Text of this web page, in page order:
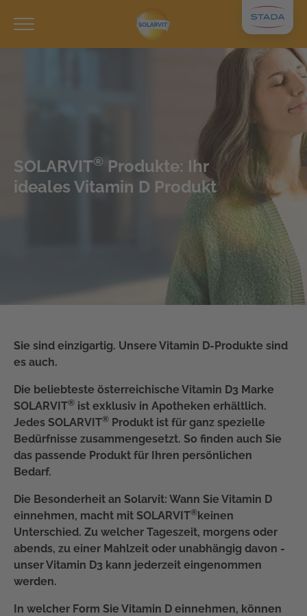
SOLARVIT® Produkte: Ihr
ideales Vitamin D Produkt
Sie sind einzigartig. Unsere Vitamin D-Produkte sind
es auch.
Die beliebteste österreichische Vitamin D3 Marke
SOLARVIT® ist exklusiv in Apotheken erhältlich.
Jedes SOLARVIT® Produkt ist für ganz spezielle
Bedürfnisse zusammengesetzt. So finden auch Sie
das passende Produkt für Ihren persönlichen
Bedarf.
Die Besonderheit an Solarvit: Wann Sie Vitamin D
einnehmen, macht mit SOLARVIT®keinen
Unterschied. Zu welcher Tageszeit, morgens oder
abends, zu einer Mahlzeit oder unabhängig davon -
unser Vitamin D3 kann jederzeit eingenommen
werden.
In welcher Form Sie Vitamin D einnehmen, können